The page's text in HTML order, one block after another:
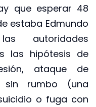
que esperar 48
estaba Edmundo
autoridades
las hipótesis de
ataque de
sin rumbo (una
o fuga con